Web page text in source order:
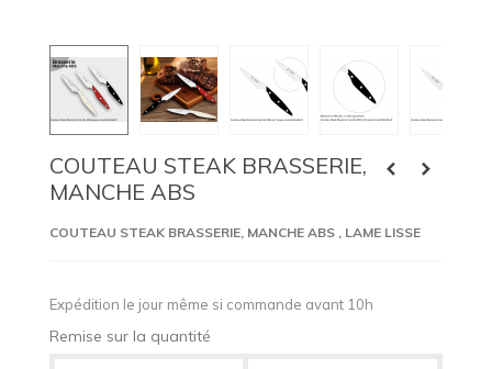
COUTEAU STEAK BRASSERIE,
MANCHE ABS
COUTEAU STEAK BRASSERIE, MANCHE ABS , LAME LISSE
Expédition le jour même si commande avant 10h
Remise sur la quantité